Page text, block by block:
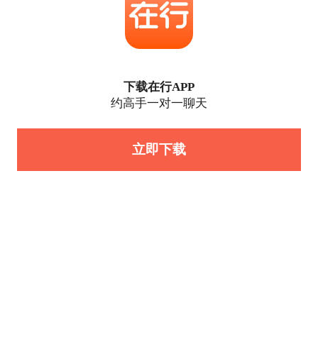
下载在行APP
约高手一对一聊天
立即下载